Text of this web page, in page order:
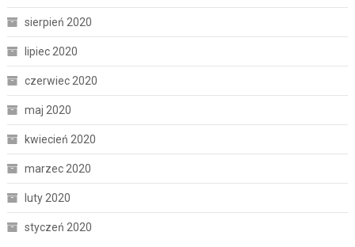
sierpień 2020
lipiec 2020
czerwiec 2020
maj 2020
kwiecień 2020
marzec 2020
luty 2020
styczeń 2020